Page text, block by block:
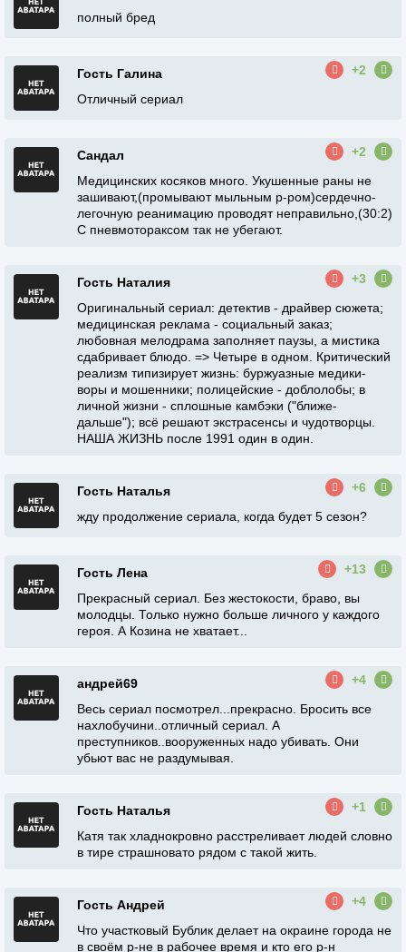
полный бред
Гость Галина
+2
Отличный сериал
Сандал
+2
Медицинских косяков много. Укушенные раны не
зашивают,(промывают мыльным р-ром)сердечно-
легочную реанимацию проводят неправильно,(30:2)
С пневмотораксом так не убегают.
Гость Наталия
+3
Оригинальный сериал: детектив - драйвер сюжета;
медицинская реклама - социальный заказ;
любовная мелодрама заполняет паузы, а мистика
сдабривает блюдо. => Четыре в одном. Критический
реализм типизирует жизнь: буржуазные медики-
воры и мошенники; полицейские - доблолобы; в
личной жизни - сплошные камбэки ("ближе-
дальше"); всё решают экстрасенсы и чудотворцы.
НАША ЖИЗНЬ после 1991 один в один.
Гость Наталья
+6
жду продолжение сериала, когда будет 5 сезон?
Гость Лена
+13
Прекрасный сериал. Без жестокости, браво, вы
молодцы. Только нужно больше личного у каждого
героя. А Козина не хватает...
андрей69
+4
Весь сериал посмотрел...прекрасно. Бросить все
нахлобучини..отличный сериал. А
преступников..вооруженных надо убивать. Они
убьют вас не раздумывая.
Гость Наталья
+1
Катя так хладнокровно расстреливает людей словно
в тире страшновато рядом с такой жить.
Гость Андрей
+4
Что участковый Бублик делает на окраине города не
в своём р-не в рабочее время и кто его р-н